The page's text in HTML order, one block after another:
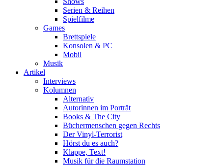
Serien & Reihen
Spielfilme
Games
Brettspiele
Konsolen & PC
Mobil
Musik
Artikel
Interviews
Kolumnen
Alternativ
Autorinnen im Porträt
Books & The City
Büchermenschen gegen Rechts
Der Vinyl-Terrorist
Hörst du es auch?
Klappe, Text!
Musik für die Raumstation